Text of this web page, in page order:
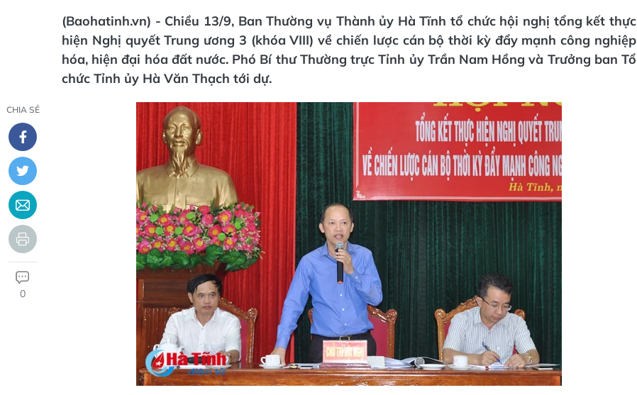
(Baohatinh.vn) - Chiều 13/9, Ban Thường vụ Thành ủy Hà Tĩnh tổ chức hội nghị tổng kết thực
hiện Nghị quyết Trung ương 3 (khóa VIII) về chiến lược cán bộ thời kỳ đẩy mạnh công nghiệp
hóa, hiện đại hóa đất nước. Phó Bí thư Thường trực Tỉnh ủy Trần Nam Hồng và Trưởng ban Tổ
chức Tỉnh ủy Hà Văn Thạch tới dự.
CHIA SẺ
0